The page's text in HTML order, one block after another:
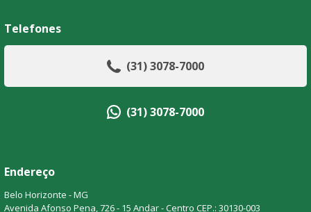
Telefones
(31) 3078-7000
(31) 3078-7000
Endereço
Belo Horizonte - MG
Avenida Afonso Pena, 726 - 15 Andar - Centro CEP.: 30130-003